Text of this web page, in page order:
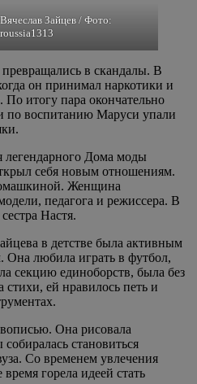
Зайцев / Фото:
в скандалы. В
он принимал наркотики и
По итогу пара окончательно
по воспитанию Маруси упали
легендарного Дома моды
себя новым отношениям.
Женщина
педагога и режиссера. В
Настя.
в детстве была активным
Она любила играть в футбол,
секцию единоборств, была без
стихи, ей нравилось петь и
Она рисовала
становиться
Со временем увлечения
горела идеей стать